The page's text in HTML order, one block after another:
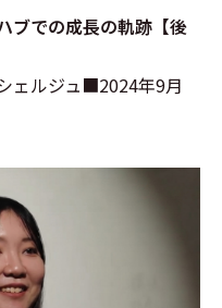
ブでの成長の軌跡【後
ェルジュ■2024年9月